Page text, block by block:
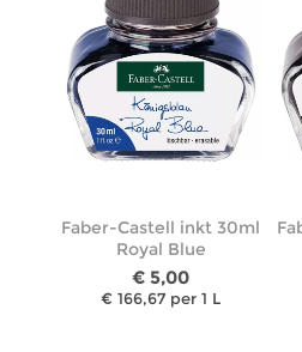
Faber-Castell inkt 30ml
Royal Blue
€ 5,00
€ 166,67 per 1 L